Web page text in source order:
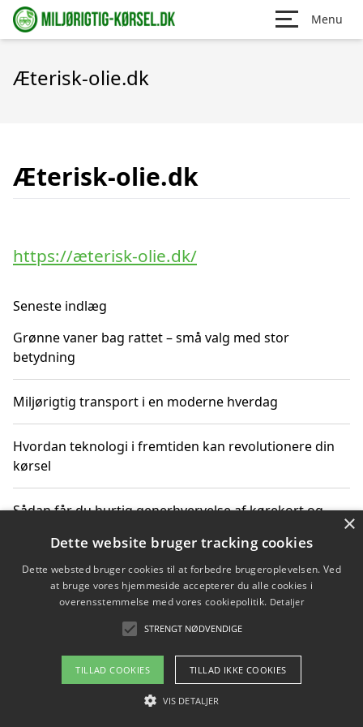
Menu
Æterisk-olie.dk
Æterisk-olie.dk
https://æterisk-olie.dk/
Seneste indlæg
Grønne vaner bag rattet – små valg med stor
betydning
Miljørigtig transport i en moderne hverdag
Hvordan teknologi i fremtiden kan revolutionere din
kørsel
Sådan får du hurtig generhvervelse af kørekort og
Sådan lærer du miljørigtig kørsel hos en køreskole i
Gentofte
Copyright 2026 - Pilanto Aps
Om / kontakt
×
Dette website bruger tracking cookies
Dette websted bruger cookies til at forbedre brugeroplevelsen. Ved
at bruge vores hjemmeside accepterer du alle cookies i
overensstemmelse med vores cookiepolitik. Detaljer
STRENGT NØDVENDIGE
TILLAD COOKIES TILLAD IKKE COOKIES
VIS DETALJER